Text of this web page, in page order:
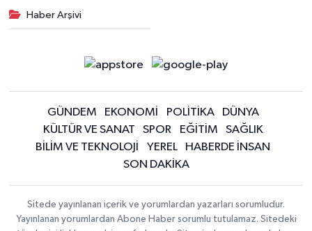
Haber Arşivi
GÜNDEM EKONOMİ POLİTİKA
DÜNYA
KÜLTÜR VE SANAT
SPOR EĞİTİM
SAĞLIK
BİLİM VE TEKNOLOJİ
YEREL
HABERDE İNSAN
SON DAKİKA
Sitede yayınlanan içerik ve yorumlardan yazarları sorumludur.
Yayınlanan yorumlardan Abone Haber sorumlu tutulamaz. Sitedeki